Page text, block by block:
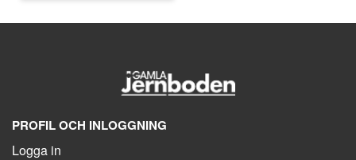
PROFIL OCH INLOGGNING
Logga in